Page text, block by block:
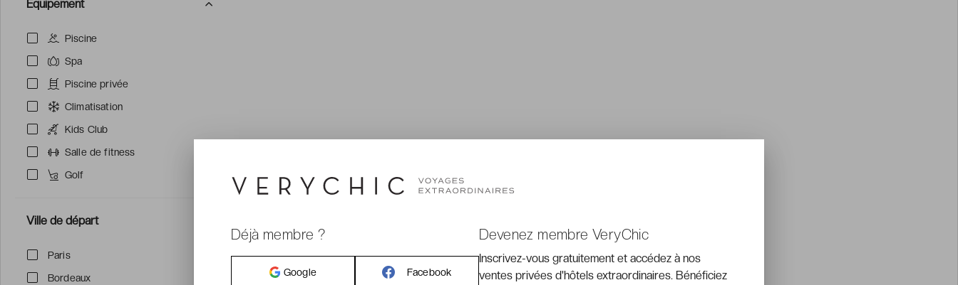
Équipement
Piscine
Spa
Piscine privée
Climatisation
Kids Club
Salle de fitness
Golf
Ville de départ
Paris
Bordeaux
Déjà membre ?
Google Facebook
Devenez membre VeryChic
Inscrivez-vous gratuitement et accédez à nos
ventes privées d'hôtels extraordinaires. Bénéficiez